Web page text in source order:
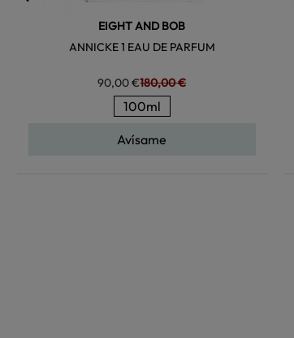
EIGHT AND BOB
ANNICKE 1 EAU DE PARFUM
90,00 €180,00 €
100ml
Avísame